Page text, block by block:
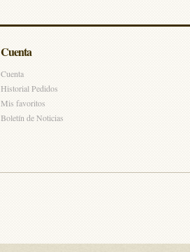
Cuenta
Cuenta
Historial Pedidos
Mis favoritos
Boletín de Noticias